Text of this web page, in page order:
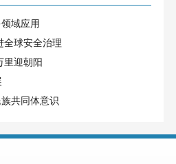
域应用
全球安全治理
里迎朝阳
共同体意识